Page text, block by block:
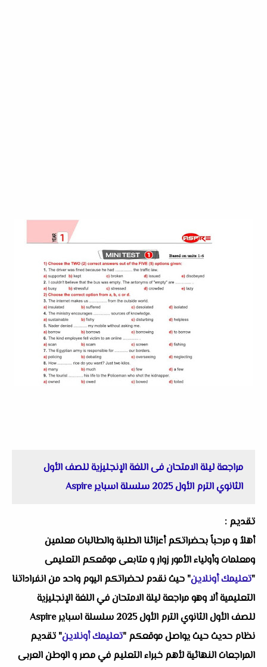
مراجعة ليلة الامتحان فى اللغة الإنجليزية للصف الأول
الثانوي الترم الأول 2025 سلسلة اسباير Aspire
تقديم :
أهلاُ و مرحباً بحضراتكم أعزائنا الطلبة والطالبات معلمين
ومعلمات وأولياء الأمور زوار و متابعى موقعكم التعليمى
"تعليمك أونلاين" حيث نقدم لحضراتكم اليوم واحد من انفراداتنا
التعليمية ألا وهو مراجعة ليلة الامتحان في اللغة الإنجليزية
للصف الأول الثانوي الترم الأول 2025 سلسلة اسباير Aspire
نظام حديث حيث يواصل موقعكم "تعليمك أونلاين" تقديم
المراجعات النهائية لأهم خبراء التعليم في مصر و الوطن العربى